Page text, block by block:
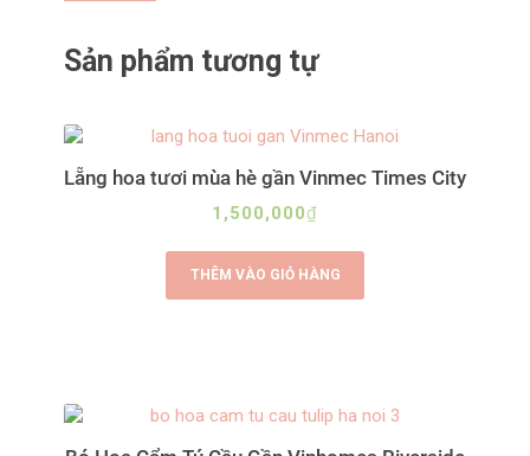
Sản phẩm tương tự
Lẵng hoa tươi mùa hè gần Vinmec Times City
1,500,000₫
THÊM VÀO GIỎ HÀNG